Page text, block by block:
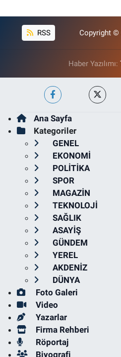
RSS Copyright ©
Haber Yazılımı:
Ana Sayfa
Kategoriler
GENEL
EKONOMİ
POLİTİKA
SPOR
MAGAZİN
TEKNOLOJİ
SAĞLIK
ASAYİŞ
GÜNDEM
YEREL
AKDENİZ
DÜNYA
Foto Galeri
Video
Yazarlar
Firma Rehberi
Röportaj
Biyografi